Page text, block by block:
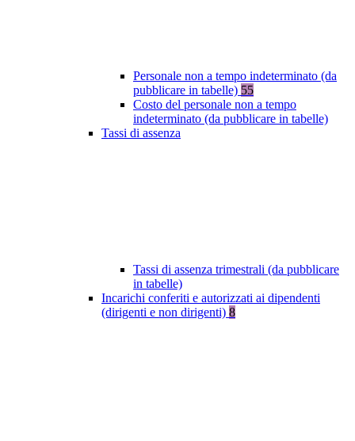
Personale non a tempo indeterminato (da
pubblicare in tabelle) 55
Costo del personale non a tempo
indeterminato (da pubblicare in tabelle)
Tassi di assenza
Tassi di assenza trimestrali (da pubblicare
in tabelle)
Incarichi conferiti e autorizzati ai dipendenti
(dirigenti e non dirigenti) 8